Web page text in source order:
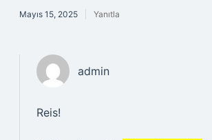
Mayıs 15, 2025 Yanıtla
admin
Reis!